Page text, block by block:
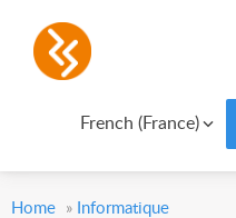
French (France)
Home » Informatique